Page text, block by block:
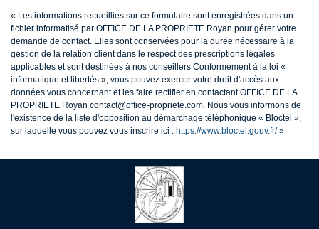
« Les informations recueillies sur ce formulaire sont enregistrées dans un
fichier informatisé par OFFICE DE LA PROPRIETE Royan pour gérer votre
demande de contact. Elles sont conservées pour la durée nécessaire à la
gestion de la relation client dans le respect des prescriptions légales
applicables et sont destinées à nos conseillers Conformément à la loi «
informatique et libertés », vous pouvez exercer votre droit d'accès aux
données vous concernant et les faire rectifier en contactant OFFICE DE LA
PROPRIETE Royan contact@office-propriete.com. Nous vous informons de
l'existence de la liste d'opposition au démarchage téléphonique « Bloctel »,
sur laquelle vous pouvez vous inscrire ici : https://www.bloctel.gouv.fr/»